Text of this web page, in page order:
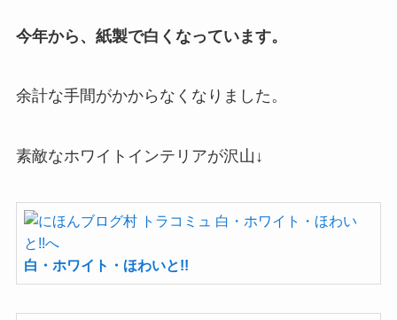
今年から、紙製で白くなっています。
余計な手間がかからなくなりました。
素敵なホワイトインテリアが沢山↓
白・ホワイト・ほわいと!!